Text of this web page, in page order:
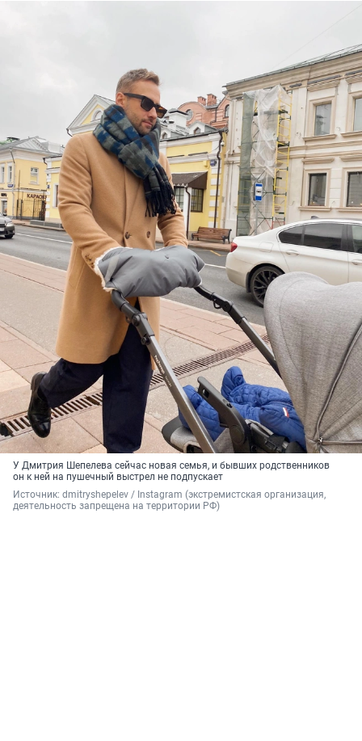
У Дмитрия Шепелева сейчас новая семья, и бывших родственников
он к ней на пушечный выстрел не подпускает
Источник: dmitryshepelev / Instagram (экстремистская организация,
деятельность запрещена на территории РФ)